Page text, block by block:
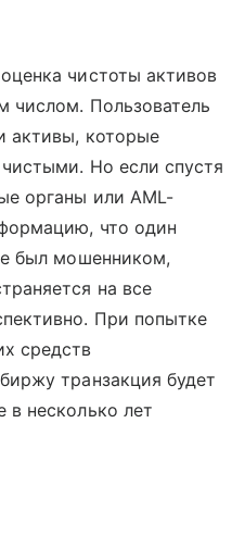
чистоты активов
числом. Пользователь
активы, которые
Но если спустя
органы или AML-
что один
был мошенником,
на все
При попытке
средств
транзакция будет
в несколько лет